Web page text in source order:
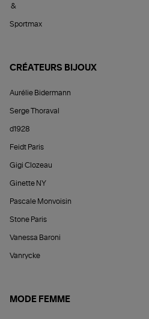
&
Sportmax
CRÉATEURS BIJOUX
Aurélie Bidermann
Serge Thoraval
d1928
Feidt Paris
Gigi Clozeau
Ginette NY
Pascale Monvoisin
Stone Paris
Vanessa Baroni
Vanrycke
MODE FEMME